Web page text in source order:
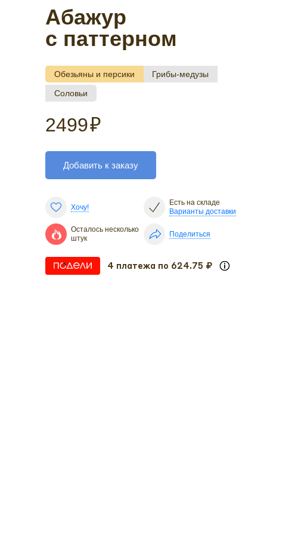
Абажур
с паттерном
Обезьяны и персики
Грибы-медузы
Соловьи
2499₽
Добавить к заказу
Хочу!
Есть на складе
Варианты доставки
Осталось несколько
штук
Поделиться
4 платежа по 624.75 ₽